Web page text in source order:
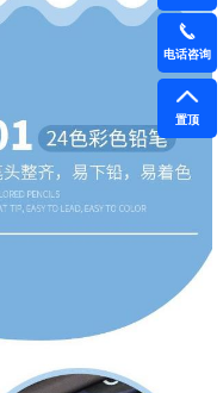
电话咨询
置顶